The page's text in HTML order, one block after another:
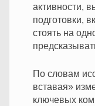
активности,
подготовки,
стоять на
По словам
вставая»
ключевых